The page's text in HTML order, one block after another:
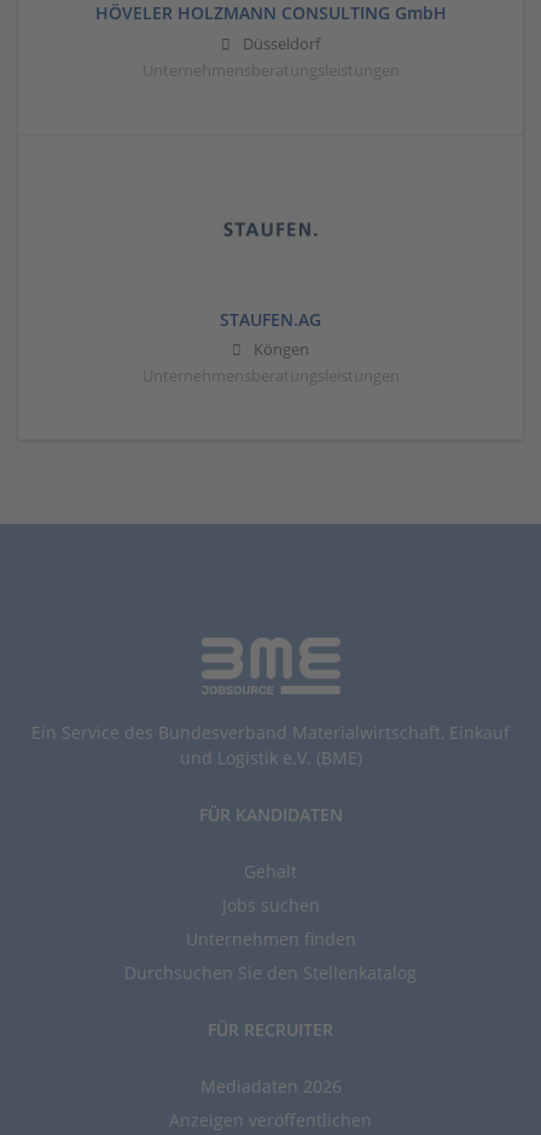
HÖVELER HOLZMANN CONSULTING GmbH
Düsseldorf
Unternehmensberatungsleistungen
STAUFEN.AG
Köngen
Unternehmensberatungsleistungen
Ein Service des Bundesverband Materialwirtschaft, Einkauf
und Logistik e.V. (BME)
FÜR KANDIDATEN
Gehalt
Jobs suchen
Unternehmen finden
Durchsuchen Sie den Stellenkatalog
FÜR RECRUITER
Mediadaten 2026
Anzeigen veröffentlichen